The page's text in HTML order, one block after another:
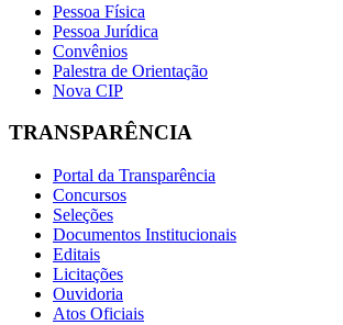
Pessoa Física
Pessoa Jurídica
Convênios
Palestra de Orientação
Nova CIP
TRANSPARÊNCIA
Portal da Transparência
Concursos
Seleções
Documentos Institucionais
Editais
Licitações
Ouvidoria
Atos Oficiais